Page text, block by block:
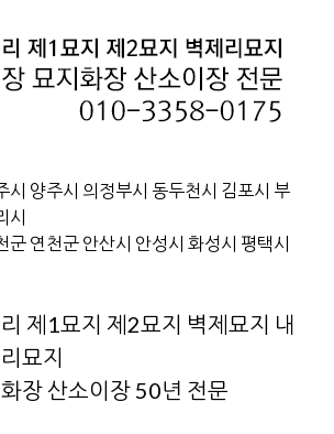
시 양주시 의정부시 동두천시 김포시 부
시
군 연천군 안산시 안성시 화성시 평택시
제1묘지 제2묘지 벽제묘지 내
묘지
장 산소이장 50년 전문